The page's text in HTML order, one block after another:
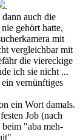
.
auch die
gehört hatte,
mit
vergleichbar mit
die viereckige
ich sie nicht ...
vernünftiges
ein Wort damals.
Job (nach
"aba meh-